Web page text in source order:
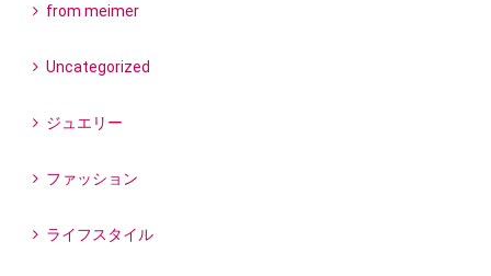
from meimer
Uncategorized
ジュエリー
ファッション
ライフスタイル